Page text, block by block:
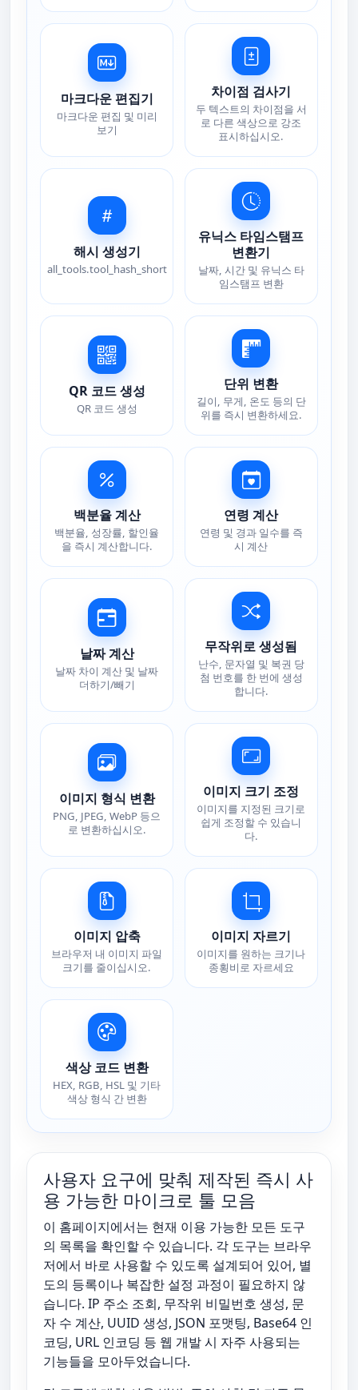
마크다운 편집기
마크다운 편집 및 미리
보기
차이점 검사기
두 텍스트의 차이점을 서
로 다른 색상으로 강조
표시하십시오.
해시 생성기
all_tools.tool_hash_short
유닉스 타임스탬프
변환기
날짜, 시간 및 유닉스 타
임스탬프 변환
QR 코드 생성
QR 코드 생성
단위 변환
길이, 무게, 온도 등의 단
위를 즉시 변환하세요.
백분율 계산
백분율, 성장률, 할인율
을 즉시 계산합니다.
연령 계산
연령 및 경과 일수를 즉
시 계산
날짜 계산
날짜 차이 계산 및 날짜
더하기/빼기
무작위로 생성됨
난수, 문자열 및 복권 당
첨 번호를 한 번에 생성
합니다.
이미지 형식 변환
PNG, JPEG, WebP 등으
로 변환하십시오.
이미지 크기 조정
이미지를 지정된 크기로
쉽게 조정할 수 있습니
다.
이미지 압축
브라우저 내 이미지 파일
크기를 줄이십시오.
이미지 자르기
이미지를 원하는 크기나
종횡비로 자르세요
색상 코드 변환
HEX, RGB, HSL 및 기타
색상 형식 간 변환
사용자 요구에 맞춰 제작된 즉시 사
용 가능한 마이크로 툴 모음
이 홈페이지에서는 현재 이용 가능한 모든 도구
의 목록을 확인할 수 있습니다. 각 도구는 브라우
저에서 바로 사용할 수 있도록 설계되어 있어, 별
도의 등록이나 복잡한 설정 과정이 필요하지 않
습니다. IP 주소 조회, 무작위 비밀번호 생성, 문
자 수 계산, UUID 생성, JSON 포맷팅, Base64 인
코딩, URL 인코딩 등 웹 개발 시 자주 사용되는
기능들을 모아두었습니다.